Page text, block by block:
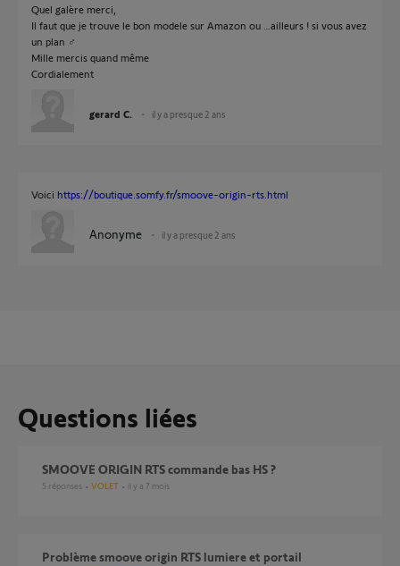
Quel galère merci,
Il faut que je trouve le bon modele sur Amazon ou …ailleurs ! si vous avez
un plan ‍♂️
Mille mercis quand même
Cordialement
gerard C. il y a presque 2 ans
Voici https://boutique.somfy.fr/smoove-origin-rts.html
Anonyme il y a presque 2 ans
Questions liées
SMOOVE ORIGIN RTS commande bas HS ?
5 réponses VOLET il y a 7 mois
Problème smoove origin RTS lumiere et portail